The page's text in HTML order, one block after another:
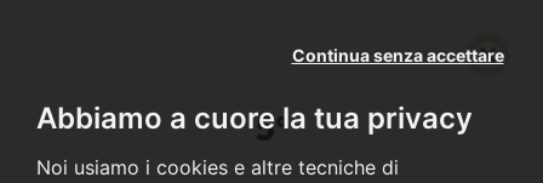
Abbiamo a cuore la tua privacy
Noi usiamo i cookies e altre tecniche di
Continua senza accettare
5°